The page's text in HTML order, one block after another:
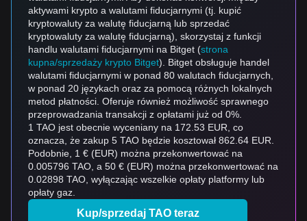
aktywami krypto a walutami fiducjarnymi (tj. kupić
kryptowaluty za walutę fiducjarną lub sprzedać
kryptowaluty za walutę fiducjarną), skorzystaj z funkcji
handlu walutami fiducjarnymi na Bitget (strona
kupna/sprzedaży krypto Bitget). Bitget obsługuje handel
walutami fiducjarnymi w ponad 80 walutach fiducjarnych,
w ponad 20 językach oraz za pomocą różnych lokalnych
metod płatności. Oferuje również możliwość sprawnego
przeprowadzania transakcji z opłatami już od 0%.
1 TAO jest obecnie wyceniany na 172.53 EUR, co
oznacza, że zakup 5 TAO będzie kosztował 862.64 EUR.
Podobnie, 1 € (EUR) można przekonwertować na
0.005796 TAO, a 50 € (EUR) można przekonwertować na
0.02898 TAO, wyłączając wszelkie opłaty platformy lub
opłaty gaz.
Kup/sprzedaj TAO teraz